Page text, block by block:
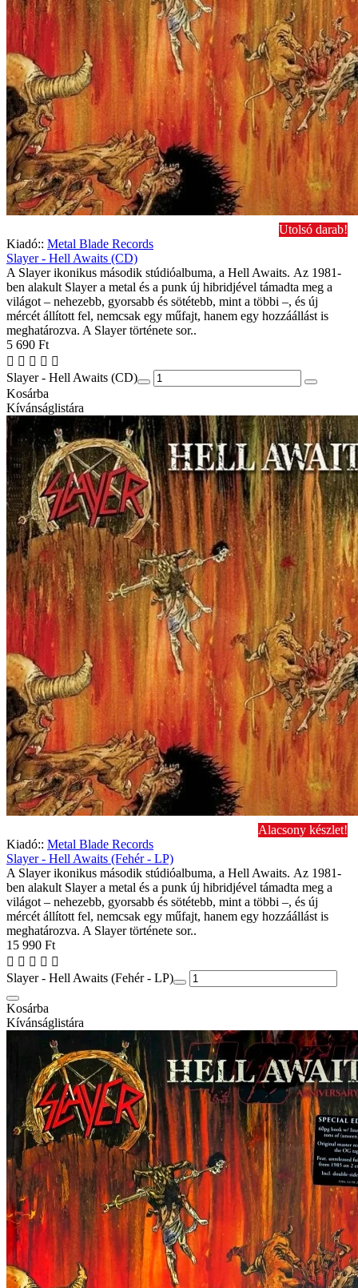
Utolsó darab!
Kiadó:: Metal Blade Records
Slayer - Hell Awaits (CD)
A Slayer ikonikus második stúdióalbuma, a Hell Awaits. Az 1981-
ben alakult Slayer a metal és a punk új hibridjével támadta meg a
világot – nehezebb, gyorsabb és sötétebb, mint a többi –, és új
mércét állított fel, nemcsak egy műfajt, hanem egy hozzáállást is
meghatározva. A Slayer története sor..
5 690 Ft
Slayer - Hell Awaits (CD)
Kosárba
Kívánságlistára
Alacsony készlet!
Kiadó:: Metal Blade Records
Slayer - Hell Awaits (Fehér - LP)
A Slayer ikonikus második stúdióalbuma, a Hell Awaits. Az 1981-
ben alakult Slayer a metal és a punk új hibridjével támadta meg a
világot – nehezebb, gyorsabb és sötétebb, mint a többi –, és új
mércét állított fel, nemcsak egy műfajt, hanem egy hozzáállást is
meghatározva. A Slayer története sor..
15 990 Ft
Slayer - Hell Awaits (Fehér - LP)
Kosárba
Kívánságlistára